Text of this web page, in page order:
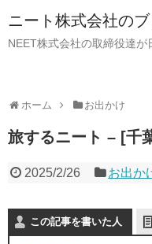
ニート株式会社の
NEET株式会社の取締役達が
ホーム お出かけ
旅するニート – [千
2025/2/26 お出か
この記事を書いた人